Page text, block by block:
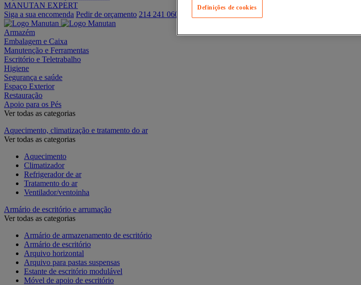
MANUTAN EXPERT
Siga a sua encomenda Pedir de orçamento 214 241 060
Armazém
Embalagem e Caixa
Manutenção e Ferramentas
Escritório e Teletrabalho
Higiene
Segurança e saúde
Espaço Exterior
Restauração
Apoio para os Pés
Ver todas as categorias
Aquecimento, climatização e tratamento do ar
Ver todas as categorias
Aquecimento
Climatizador
Refrigerador de ar
Tratamento do ar
Ventilador/ventoinha
Armário de escritório e arrumação
Ver todas as categorias
Armário de armazenamento de escritório
Armário de escritório
Arquivo horizontal
Arquivo para pastas suspensas
Estante de escritório modulável
Móvel de apoio de escritório
Definições de cookies